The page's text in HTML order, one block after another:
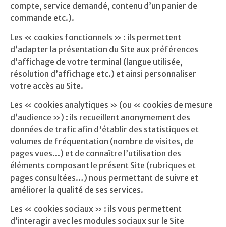
compte, service demandé, contenu d’un panier de
commande etc.).
Les « cookies fonctionnels » : ils permettent
d’adapter la présentation du Site aux préférences
d’affichage de votre terminal (langue utilisée,
résolution d’affichage etc.) et ainsi personnaliser
votre accès au Site.
Les « cookies analytiques » (ou « cookies de mesure
d’audience ») : ils recueillent anonymement des
données de trafic afin d'établir des statistiques et
volumes de fréquentation (nombre de visites, de
pages vues...) et de connaître l’utilisation des
éléments composant le présent Site (rubriques et
pages consultées…) nous permettant de suivre et
améliorer la qualité de ses services.
Les « cookies sociaux » : ils vous permettent
d’interagir avec les modules sociaux sur le Site